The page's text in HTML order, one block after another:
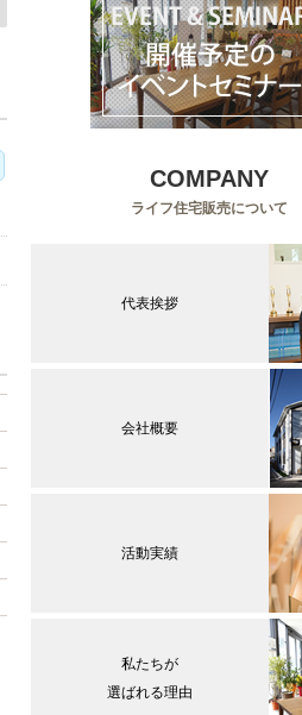
COMPANY
ライフ住宅販売について
代表挨拶
会社概要
活動実績
私たちが
選ばれる理由